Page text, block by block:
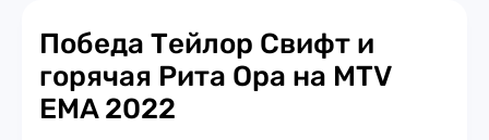
Победа Тейлор Свифт и
горячая Рита Ора на MTV
EMA 2022